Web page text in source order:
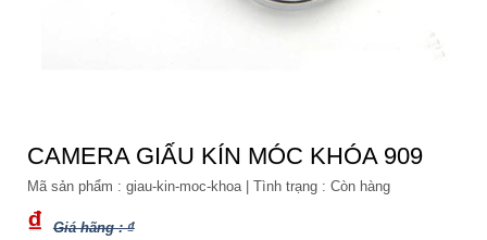
CAMERA GIẤU KÍN MÓC KHÓA 909
Mã sản phẩm : giau-kin-moc-khoa | Tình trạng : Còn hàng
₫ Giá hãng : ₫